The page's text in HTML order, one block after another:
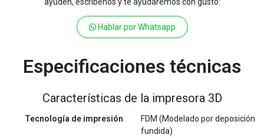
Hablar por Whatsapp
Especificaciones técnicas
Características de la impresora 3D
Tecnología de impresión
FDM (Modelado por deposición
fundida)